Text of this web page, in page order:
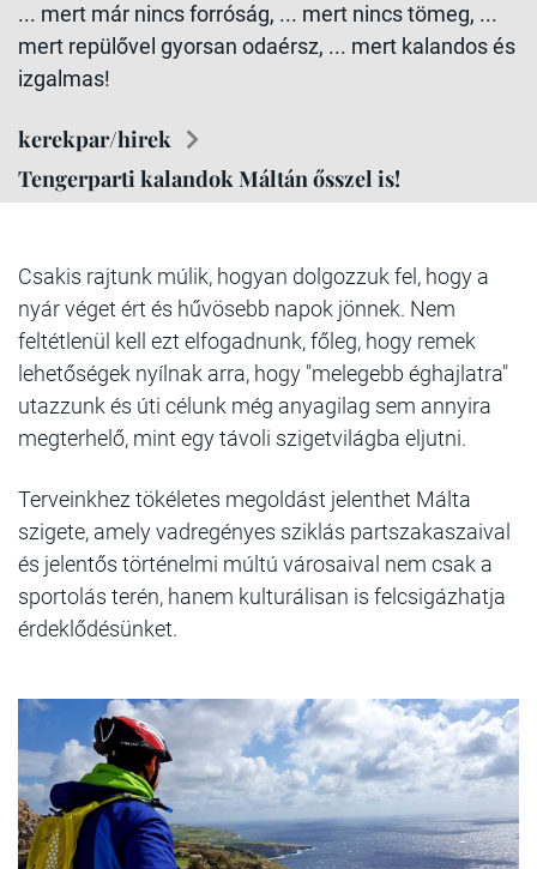
... mert már nincs forróság, ... mert nincs tömeg, ...
mert repülővel gyorsan odaérsz, ... mert kalandos és
izgalmas!
kerekpar/hirek
Tengerparti kalandok Máltán ősszel is!
Csakis rajtunk múlik, hogyan dolgozzuk fel, hogy a
nyár véget ért és hűvösebb napok jönnek. Nem
feltétlenül kell ezt elfogadnunk, főleg, hogy remek
lehetőségek nyílnak arra, hogy "melegebb éghajlatra"
utazzunk és úti célunk még anyagilag sem annyira
megterhelő, mint egy távoli szigetvilágba eljutni.
Terveinkhez tökéletes megoldást jelenthet Málta
szigete, amely vadregényes sziklás partszakaszaival
és jelentős történelmi múltú városaival nem csak a
sportolás terén, hanem kulturálisan is felcsigázhatja
érdeklődésünket.